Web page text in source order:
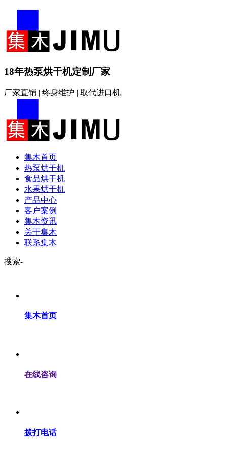
18年热泵烘干机定制厂家
厂家直销 | 终身维护 | 取代进口机
集木首页
热泵烘干机
食品烘干机
水果烘干机
产品中心
客户案例
集木资讯
关于集木
联系集木
搜索-
集木首页
在线咨询
拨打电话